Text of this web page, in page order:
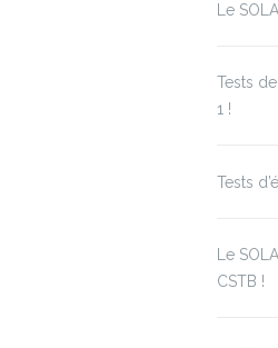
Le
Tests
1 !
Tests
Le
CSTB !